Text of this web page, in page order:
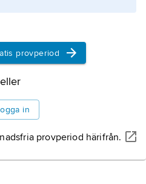
provperiod
eller
in
provperiod härifrån.